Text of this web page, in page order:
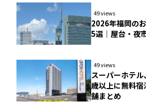
49 views
2026年福岡の
5選｜屋台・夜
49 views
スーパーホテ
歳以上に無料
舗まとめ